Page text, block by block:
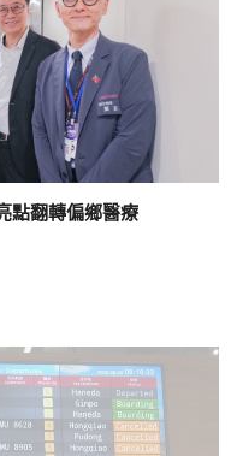
點翻轉偏鄉醫療